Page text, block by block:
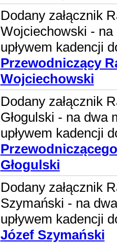
Dodany załącznik
Wojciechowski -
upływem kadencji
Przewodniczący
Wojciechowski
Dodany załącznik
Głogulski - na dwa
upływem kadencji
Głogulski
Dodany załącznik
Szymański - na
upływem kadencji
Józef Szymański